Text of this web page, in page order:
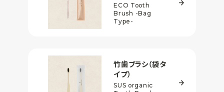
ECO Tooth
Brush -Bag
Type-
竹歯ブラシ（袋タ
イプ）
SUS organic